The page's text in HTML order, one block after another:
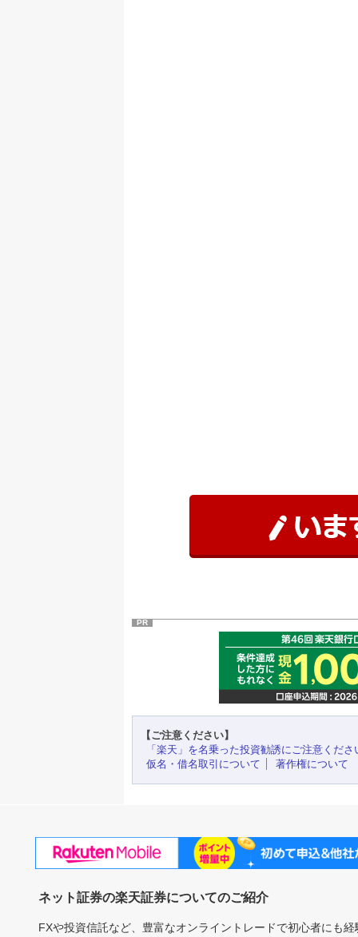
PR
【ご注意ください】
「楽天」を名乗った投資勧誘にご注意くださ
仮名・借名取引について
著作権について
ネット証券の楽天証券についてのご紹介
FXや投資信託など、豊富なオンライントレードで初心者にも